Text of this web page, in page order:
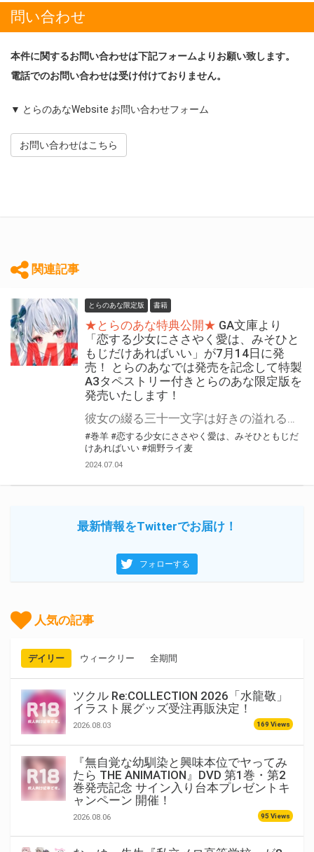
問い合わせ
本件に関するお問い合わせは下記フォームよりお願い致します。
電話でのお問い合わせは受け付けておりません。
▼ とらのあなWebsite お問い合わせフォーム
お問い合わせはこちら
関連記事
とらのあな限定版 書籍
★とらのあな特典公開★ GA文庫より
「恋する少女にささやく愛は、みそひと
もじだけあればいい」が7月14日に発
売！ とらのあなでは発売を記念して特製
A3タペストリー付きとらのあな限定版を
発売いたします！
#巻羊 #恋する少女にささやく愛は、みそひともじだ
けあればいい #畑野ライ麦
2024.07.04
最新情報をTwitterでお届け！
フォローする
人気の記事
デイリー ウィークリー 全期間
ツクル Re:COLLECTION 2026「水龍敬」
イラスト展グッズ受注再販決定！
2026.08.03 169 Views
『無自覚な幼馴染と興味本位でヤってみ
たら THE ANIMATION』DVD 第1巻・第2
巻発売記念 サイン入り台本プレゼントキ
ャンペーン 開催！
2026.08.06 95 Views